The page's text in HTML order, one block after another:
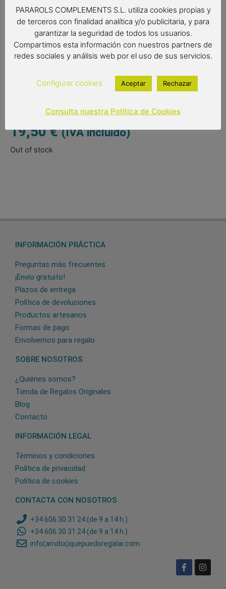
práctico y de peso ligero, con un diseño juvenil.
Complemento juvenil
Paraguas cadete/juveniles
Color del producto: azul
Paraguas de 8 varillas de 56 cm
Tipo de apertura: automática
19,50€ (IVA incluido)
Out of stock
INFORMACIÓN PRÁCTICA
Preguntas más frecuentes
¡Envío gratuito!
Plazos de entrega
Política de devoluciones
Productos artesanos
Formas de pago
Envolvemos para regalo
SOBRE NOSOTROS
¿Quiénes somos?
Tienda de Regalos Originales
Blog
Contacto
INFORMACIÓN LEGAL
Términos y condiciones
Política de privacidad
Política de cookies
CONTACTA CON NOSOTROS
+34 606 30 31 24 (de 9 a 14 h.)
+34 606 30 31 24 (de 9 a 14 h.)
info(arroba)quepuedoregalar.com
PARAROLS COMPLEMENTS S.L. utiliza cookies propias y
de terceros con finalidad analítica y/o publicitaria, y para
garantizar la seguridad de todos los usuarios.
Compartimos esta información con nuestros partners de
redes sociales y análisis web por el uso de sus servicios.
Configurar cookies Aceptar Rechazar
Consulta nuestra Política de Cookies